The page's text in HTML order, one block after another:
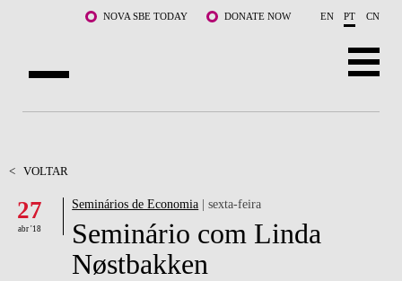
Saltar para o conteúdo principalNOVA SBE TODAY DONATE NOW EN PT CN
DOCENTES E INVESTIGAÇÃO
COMUNIDADE
< VOLTAR
27
abr '18
Seminários de Economia | sexta-feira
Seminário com Linda
Nøstbakken